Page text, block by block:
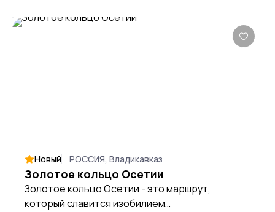
Новый РОССИЯ, Владикавказ
Золотое кольцо Осетии
Золотое кольцо Осетии - это маршрут,
который славится изобилием